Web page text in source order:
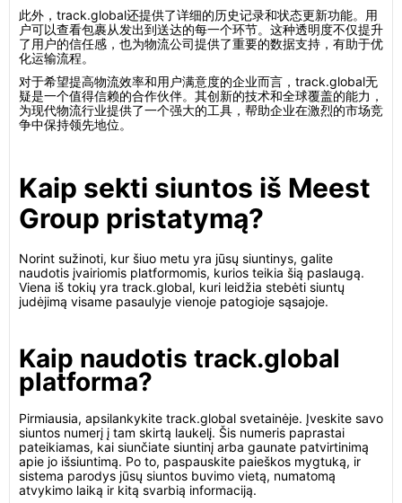
此外，track.global还提供了详细的历史记录和状态更新功能。用
户可以查看包裹从发出到送达的每一个环节。这种透明度不仅提升
了用户的信任感，也为物流公司提供了重要的数据支持，有助于优
化运输流程。
对于希望提高物流效率和用户满意度的企业而言，track.global无
疑是一个值得信赖的合作伙伴。其创新的技术和全球覆盖的能力，
为现代物流行业提供了一个强大的工具，帮助企业在激烈的市场竞
争中保持领先地位。
Kaip sekti siuntos iš Meest
Group pristatymą?
Norint sužinoti, kur šiuo metu yra jūsų siuntinys, galite
naudotis įvairiomis platformomis, kurios teikia šią paslaugą.
Viena iš tokių yra track.global, kuri leidžia stebėti siuntų
judėjimą visame pasaulyje vienoje patogioje sąsajoje.
Kaip naudotis track.global
platforma?
Pirmiausia, apsilankykite track.global svetainėje. Įveskite savo
siuntos numerį į tam skirtą laukelį. Šis numeris paprastai
pateikiamas, kai siunčiate siuntinį arba gaunate patvirtinimą
apie jo išsiuntimą. Po to, paspauskite paieškos mygtuką, ir
sistema parodys jūsų siuntos buvimo vietą, numatomą
atvykimo laiką ir kitą svarbią informaciją.